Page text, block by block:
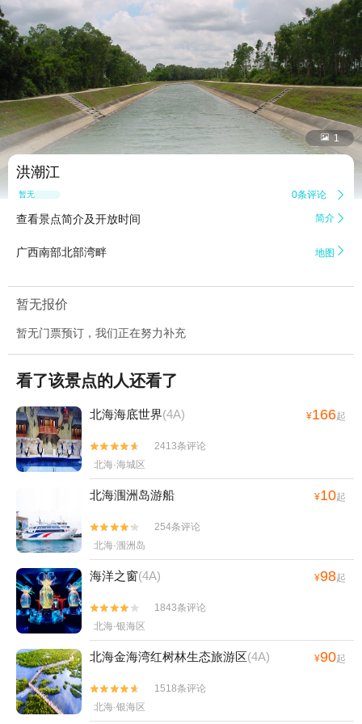
 1
洪潮江
暂无点评 0条评论 
查看景点简介及开放时间 简介 
广西南部北部湾畔 地图 
暂无报价
暂无门票预订，我们正在努力补充
看了该景点的人还看了
北海海底世界(4A) ¥166起


2413条评论
北海·海城区
北海涠洲岛游船 ¥10起


254条评论
北海·涠洲岛
海洋之窗(4A) ¥98起


1843条评论
北海·银海区
北海金海湾红树林生态旅游区(4A) ¥90起


1518条评论
北海·银海区
